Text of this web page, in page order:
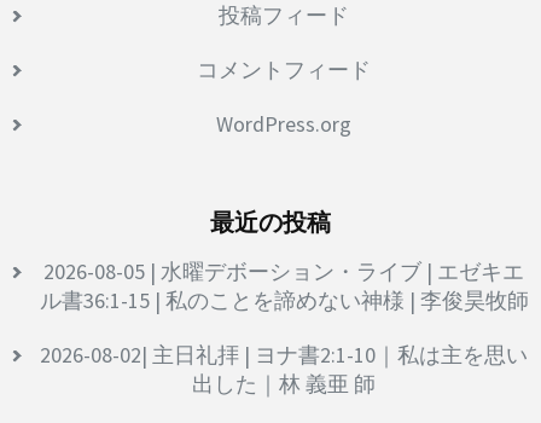
投稿フィード
コメントフィード
WordPress.org
最近の投稿
2026-08-05 | 水曜デボーション・ライブ | エゼキエ
ル書36:1-15 | 私のことを諦めない神様 | 李俊昊牧師
2026-08-02| 主日礼拝 | ヨナ書2:1-10｜私は主を思い
出した｜林 義亜 師